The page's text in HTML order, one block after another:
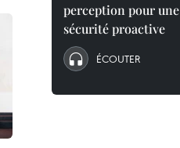
perception pour une
sécurité proactive
ÉCOUTER